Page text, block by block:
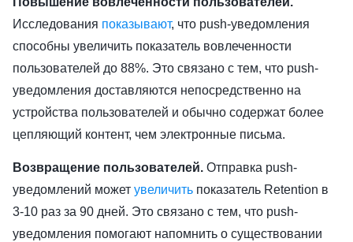
Исследования показывают, что push-уведомления
способны увеличить показатель вовлеченности
пользователей до 88%. Это связано с тем, что push-
уведомления доставляются непосредственно на
устройства пользователей и обычно содержат более
цепляющий контент, чем электронные письма.
Возвращение пользователей. Отправка push-
уведомлений может увеличить показатель Retention в
3-10 раз за 90 дней. Это связано с тем, что push-
уведомления помогают напомнить о существовании